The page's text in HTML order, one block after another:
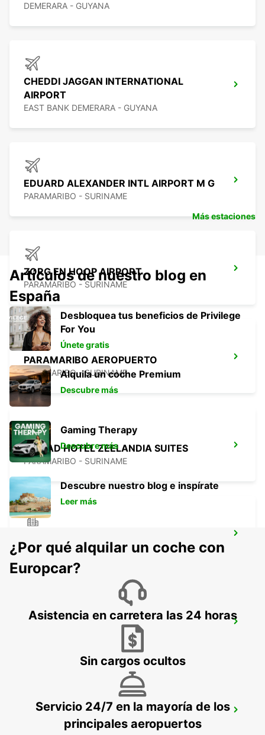
DEMERARA - GUYANA
CHEDDI JAGGAN INTERNATIONAL
AIRPORT
EAST BANK DEMERARA - GUYANA
EDUARD ALEXANDER INTL AIRPORT M G
PARAMARIBO - SURINAME
ZORG EN HOOP AIRPORT
PARAMARIBO - SURINAME
PARAMARIBO AEROPUERTO
PARAMARIBO - SURINAME
CIUDAD HOTEL ZEELANDIA SUITES
PARAMARIBO - SURINAME
PARAMARIBO - SURINAME
SAN FERNANDO CIUDAD
SAN FERNANDO - TRINIDAD AND TOBAGO
PIARCO AEROPUERTO INTERNACIONAL
PORT OF SPAIN - TRINIDAD AND TOBAGO
Más estaciones
Artículos de nuestro blog en
España
Desbloquea tus beneficios de Privilege
For You
Únete gratis
Alquila un coche Premium
Descubre más
Gaming Therapy
Descubre más
Descubre nuestro blog e inspírate
Leer más
¿Por qué alquilar un coche con
Europcar?
Asistencia en carretera las 24 horas
Sin cargos ocultos
Servicio 24/7 en la mayoría de los
principales aeropuertos